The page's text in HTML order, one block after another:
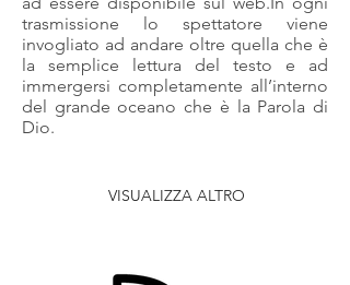
trasmissione lo spettatore viene
invogliato ad andare oltre quella che è
la semplice lettura del testo e ad
immergersi completamente all’interno
del grande oceano che è la Parola di
Dio.
VISUALIZZA ALTRO